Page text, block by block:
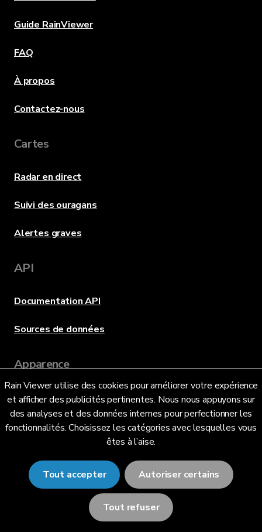
Rain Viewer utilise des cookies pour améliorer votre expérience
et afficher des publicités pertinentes. Nous nous appuyons sur
des analyses et des données internes pour perfectionner les
fonctionnalités. Choisissez les catégories avec lesquelles vous
êtes à l’aise.
Tout accepter Autoriser certains
Tout refuser
Guide RainViewer
FAQ
À propos
Contactez-nous
Cartes
Radar en direct
Suivi des ouragans
Alertes graves
API
Documentation API
Sources de données
Apparence
Langue
© 2026 RainViewer,MeteoLab Inc.